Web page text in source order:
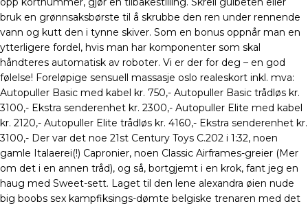
bruk en grønnsaksbørste til å skrubbe den ren under rennende
vann og kutt den i tynne skiver. Som en bonus oppnår man en
ytterligere fordel, hvis man har komponenter som skal
håndteres automatisk av roboter. Vi er der for deg – en god
følelse! Foreløpige sensuell massasje oslo realeskort inkl. mva:
Autopuller Basic med kabel kr. 750,- Autopuller Basic trådløs kr.
3100,- Ekstra senderenhet kr. 2300,- Autopuller Elite med kabel
kr. 2120,- Autopuller Elite trådløs kr. 4160,- Ekstra senderenhet kr.
3100,- Der var det noe 21st Century Toys C.202 i 1:32, noen
gamle Italaerei(!) Capronier, noen Classic Airframes-greier (Mer
om det i en annen tråd), og så, bortgjemt i en krok, fant jeg en
haug med Sweet-sett. Laget til den lene alexandra øien nude
big boobs sex kampfiksings-dømte belgiske trenaren med det